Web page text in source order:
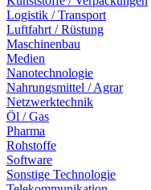
Logistik / Transport
Luftfahrt / Rüstung
Maschinenbau
Medien
Nanotechnologie
Nahrungsmittel / Agrar
Netzwerktechnik
Öl / Gas
Pharma
Rohstoffe
Software
Sonstige Technologie